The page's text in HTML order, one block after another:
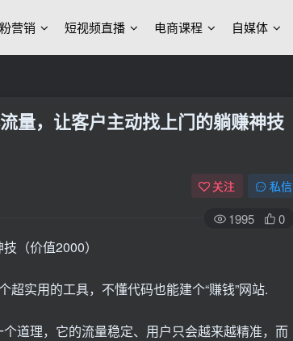
营销 短视频直播 电商课程 自媒体
量，让客户主动找上门的躺赚神技
关注 私信
1995 0
实用的工具，不懂代码也能建个“赚钱”网站.
道理，它的流量稳定、用户只会越来越精准，而